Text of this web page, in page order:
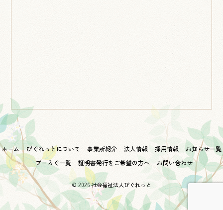
ホーム ぴぐれっとについて 事業所紹介 法人情報 採用情報
お知らせ一覧
ブーろぐ一覧
証明書発行をご希望の方へ お問い合わせ
© 2026社会福祉法人ぴぐれっと